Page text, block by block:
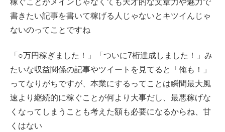
稼ぐことがメインじゃなくても天才的な文章力や魅力で
書きたい記事を書いて稼げる人じゃないとキツイんじゃ
ないのってことですね
「○万円稼ぎました！」「ついに7桁達成しました！」み
たいな収益関係の記事やツイートを見てると「俺も！」
ってなりがちですが、本業にするってことは瞬間最大風
速より継続的に稼ぐことが何より大事だし、最悪稼げな
くなってしまうことも考えた額も必要になるからね、甘
くはない